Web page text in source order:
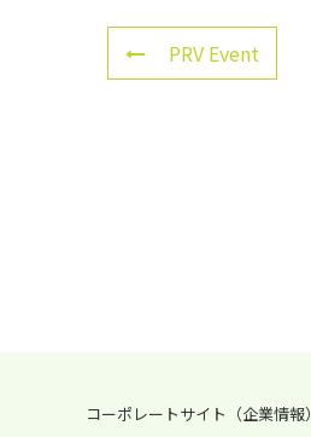
PRV Event
コーポレートサイト（企業情報）